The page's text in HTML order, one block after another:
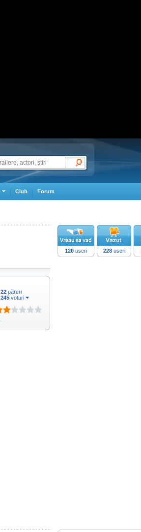
Club Forum
22 păreri
245 voturi
120 useri 228useri